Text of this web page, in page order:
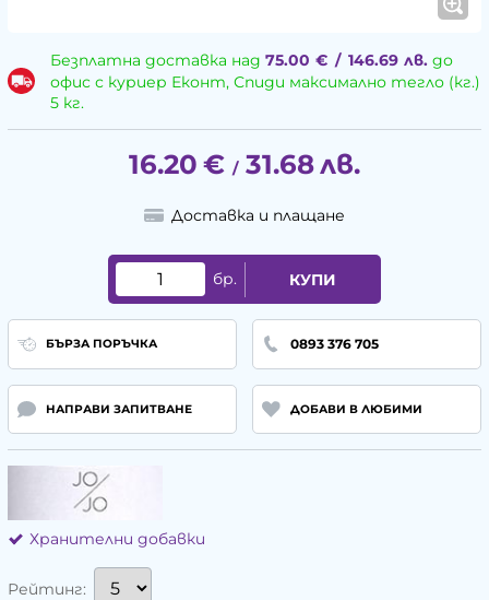
Безплатна доставка над 75.00 € / 146.69 лв.до
офис с куриер Еконт, Спиди максимално тегло (кг.)
5 кг.
16.20 € / 31.68лв.
Доставка и плащане
бр. КУПИ
БЪРЗА ПОРЪЧКА 0893 376 705
НАПРАВИ ЗАПИТВАНЕ ДОБАВИ В ЛЮБИМИ
Хранителни добавки
Рейтинг: